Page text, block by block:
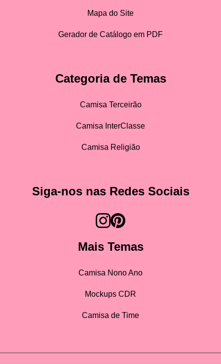
Mapa do Site
Gerador de Catálogo em PDF
Categoria de Temas
Camisa Terceirão
Camisa InterClasse
Camisa Religião
Siga-nos nas Redes Sociais
Mais Temas
Camisa Nono Ano
Mockups CDR
Camisa de Time